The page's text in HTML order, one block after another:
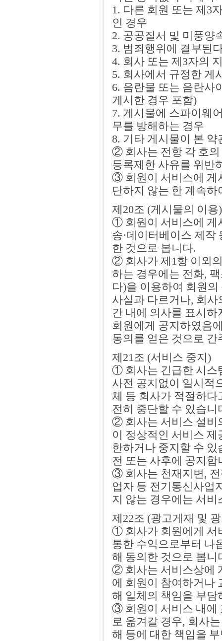
1. 다른 회원 또는 제3
인 경우
2. 공공질서 및 미풍양
3. 범죄행위에 결부된
4. 회사 또는 제3자의
5. 회사에서 규정한 게
6. 음란물 또는 음란사
게시한 경우 포함)
7. 게시물에 스파이웨
무를 방해하는 경우
8. 기타 게시물이 본
② 회사는 전항 각 호의
등록제한 사유를 위반
③ 회원이 서비스에 게
단하지 않는 한 계속
제20조 (게시물의 이용)
① 회원이 서비스에 게
송·데이터베이스 제작
한 것으로 봅니다.
② 회사가 제1항 이외
하는 경우에는 전화,
다)을 이용하여 회원
사실과 다르거나, 회
간 내에 의사를 표시
회원에게 공지하였음
동의를 얻은 것으로 간
제21조 (서비스 중지)
① 회사는 긴급한 시스
사전 공지없이 일시적
체 등 회사가 적절하
전히 중단할 수 있습니
② 회사는 서비스 설비
이 정상적인 서비스
한하거나 중지할 수
전 또는 사후에 공지합
③ 회사는 천재지변, 전
업자 등 전기통신사업
지 않는 경우에는 서
제22조 (광고게재 및
① 회사가 회원에게 서
통한 수익으로부터 나
해 동의한 것으로 봅니
② 회사는 서비스상에
에 회원이 참여하거나
해 일체의 책임을 부담
③ 회원이 서비스 내에
로 옮겨갈 경우, 회사
해 등에 대한 책임을